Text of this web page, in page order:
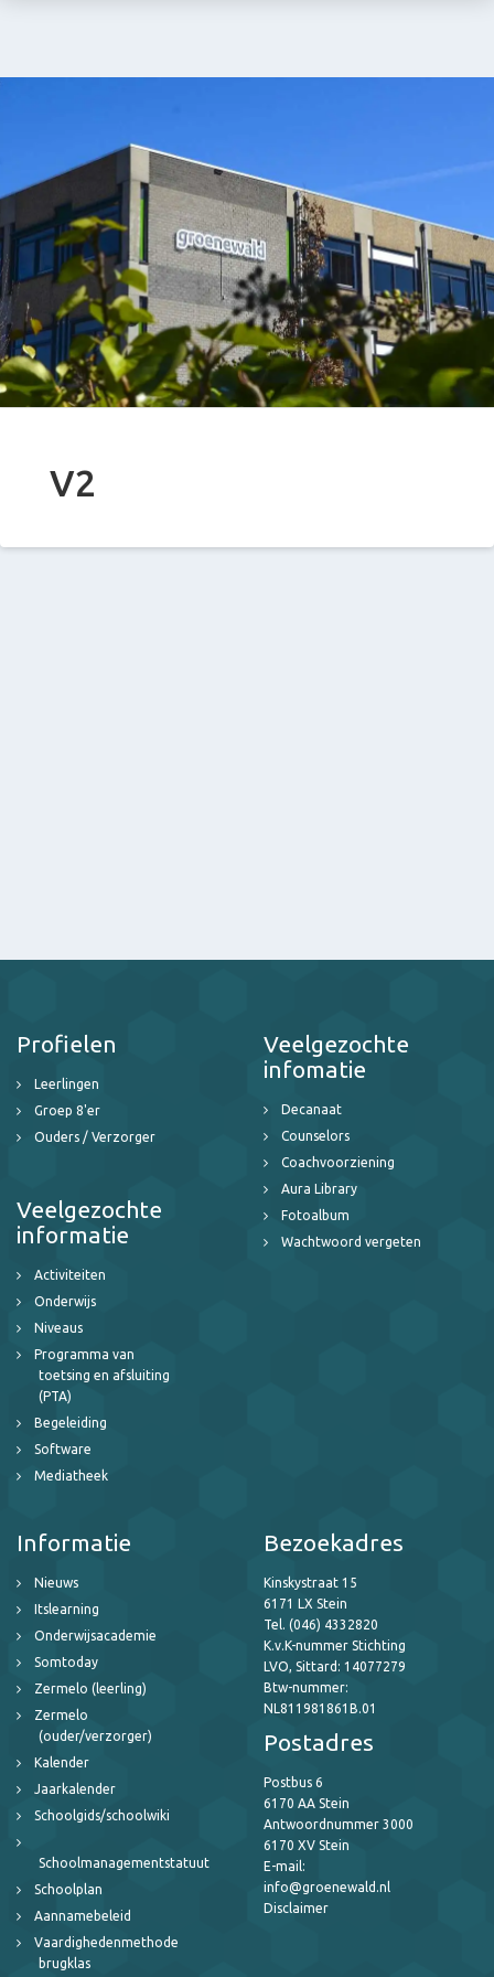
V2
Profielen
Leerlingen
Groep 8'er
Ouders / Verzorger
Veelgezochte
informatie
Activiteiten
Onderwijs
Niveaus
Programma van
toetsing en afsluiting
(PTA)
Begeleiding
Software
Mediatheek
Veelgezochte
infomatie
Decanaat
Counselors
Coachvoorziening
Aura Library
Fotoalbum
Wachtwoord vergeten
Informatie
Nieuws
Itslearning
Onderwijsacademie
Somtoday
Zermelo (leerling)
Zermelo
(ouder/verzorger)
Kalender
Jaarkalender
Schoolgids/schoolwiki
Schoolmanagementstatuut
Schoolplan
Aannamebeleid
Vaardighedenmethode
brugklas
Bezoekadres
Kinskystraat 15
6171 LX Stein
Tel. (046) 4332820
K.v.K-nummer Stichting
LVO, Sittard: 14077279
Btw-nummer:
NL811981861B.01
Postadres
Postbus 6
6170 AA Stein
Antwoordnummer 3000
6170 XV Stein
E-mail:
info@groenewald.nl
Disclaimer